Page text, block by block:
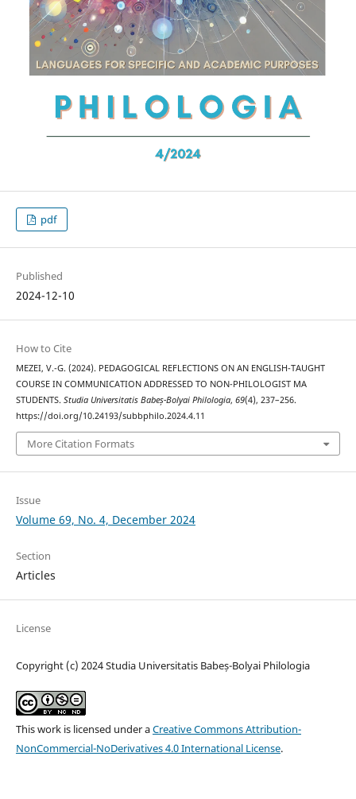
pdf
Published
2024-12-10
How to Cite
MEZEI, V.-G. (2024). PEDAGOGICAL REFLECTIONS ON AN ENGLISH-TAUGHT
COURSE IN COMMUNICATION ADDRESSED TO NON-PHILOLOGIST MA
STUDENTS. Studia Universitatis Babeș-Bolyai Philologia, 69(4), 237–256.
https://doi.org/10.24193/subbphilo.2024.4.11
More Citation Formats
Issue
Volume 69, No. 4, December 2024
Section
Articles
License
Copyright (c) 2024 Studia Universitatis Babeș-Bolyai Philologia
This work is licensed under aCreative Commons Attribution-
NonCommercial-NoDerivatives 4.0 International License.